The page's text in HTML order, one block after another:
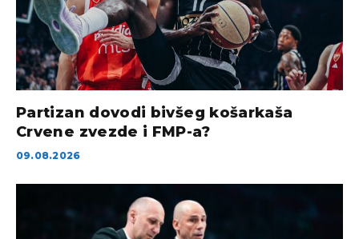
Partizan dovodi bivšeg košarkaša
Crvene zvezde i FMP-a?
09.08.2026